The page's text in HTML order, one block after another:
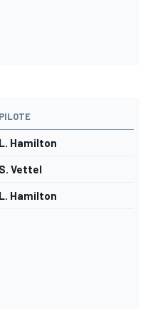
PILOTE
L. Hamilton
S. Vettel
L. Hamilton